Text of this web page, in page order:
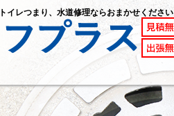
イレつまり、水道修理ならおまかせください